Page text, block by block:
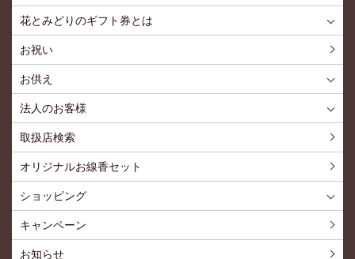
花とみどりのギフト券とは
お祝い
お供え
法人のお客様
取扱店検索
オリジナルお線香セット
ショッピング
キャンペーン
お知らせ